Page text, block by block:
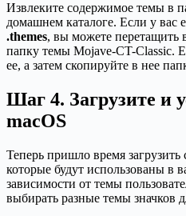
Извлеките содержимое темы в
домашнем каталоге. Если у вас
.themes, вы можете перетащить
папку темы Mojave-CT-Classic.
ее, а затем скопируйте в нее
Шаг 4. Загрузите и
macOS
Теперь пришло время загрузить
которые будут использованы в
зависимости от темы
выбирать разные темы значков